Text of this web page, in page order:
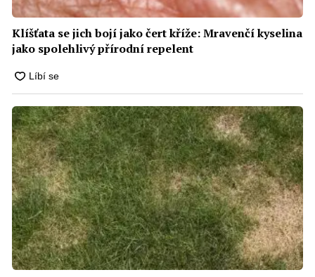
Klíšťata se jich bojí jako čert kříže: Mravenčí kyselina
jako spolehlivý přírodní repelent